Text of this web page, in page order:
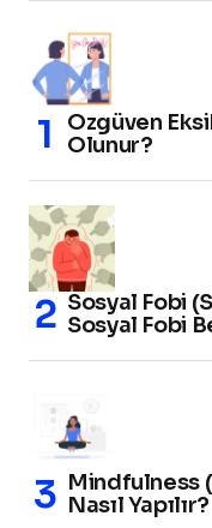
Özgüven
Olunur?
Sosyal Fobi
Sosyal Fobi
Mindfulness
Nasıl Yapılır?